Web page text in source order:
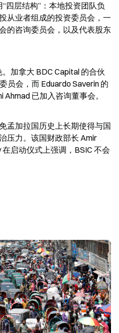
四层结构”：本地投资团队负
从业者组成的投资委员会，一
的咨询委员会，以及代表股东
加拿大 BDC Capital 的合伙
员会，而 Eduardo Saverin 的
已加入咨询董事会。
孟加拉国历史上长期使得与国
压力。该国财政部长 Amir
启动仪式上强调，BSIC 不会